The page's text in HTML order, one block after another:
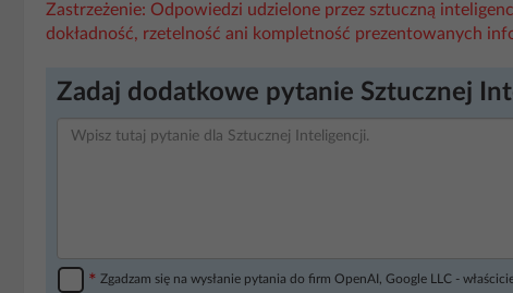
Zastrzeżenie: Odpowiedzi udzielone przez sztuczną
dokładność, rzetelność ani kompletność prezentowanych
Zadaj dodatkowe pytanie Sztucznej
* Zgadzam się na wysłanie pytania do firm OpenAI, Google LLC -